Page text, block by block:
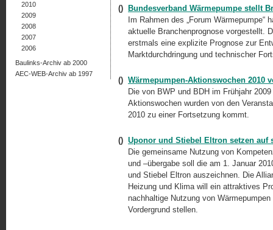
()
Bundesverband Wärmepumpe stellt
Im Rahmen des „Forum
aktuelle Branchenprognose vorgestellt.
erstmals eine explizite Prognose zur
Marktdurchdringung und technischer
() Wärmepumpen-Aktionswochen 2010
Die von BWP und BDH im Frühjahr
Aktionswochen wurden von den
2010 zu einer Fortsetzung kommt.
() Uponor und Stiebel Eltron setzen auf
Die gemeinsame Nutzung von
und –übergabe soll die am 1. Januar
und Stiebel Eltron auszeichnen. Die
Heizung und Klima will ein attraktives
nachhaltige Nutzung von
Vordergrund stellen.
2010
2009
2008
2007
2006
Baulinks-Archiv ab 2000
AEC-WEB-Archiv ab 1997